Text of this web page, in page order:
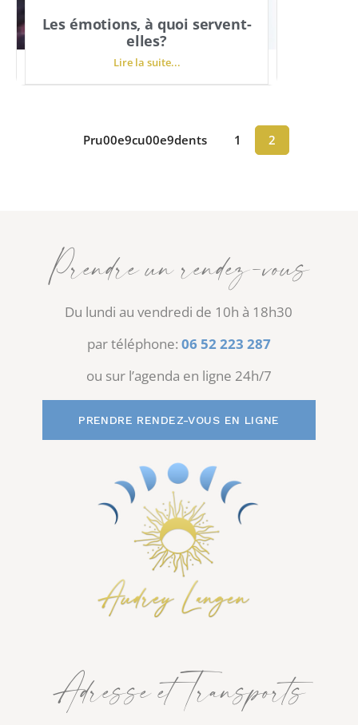
Les émotions, à quoi servent-
elles?
Lire la suite...
Pru00e9cu00e9dents 1 2
Prendre un rendez-vous
Du lundi au vendredi de 10h à 18h30
par téléphone: 06 52 223 287
ou sur l’agenda en ligne 24h/7
PRENDRE RENDEZ-VOUS EN LIGNE
Adresse et Transports